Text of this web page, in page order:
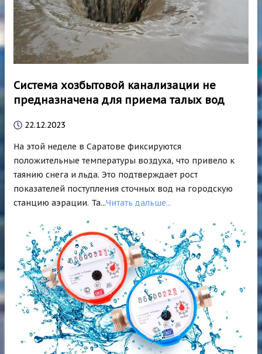
Система хозбытовой канализации не
предназначена для приема талых вод
22.12.2023
На этой неделе в Саратове фиксируются
положительные температуры воздуха, что привело к
таянию снега и льда. Это подтверждает рост
показателей поступления сточных вод на городскую
станцию аэрации. Та...Читать дальше...